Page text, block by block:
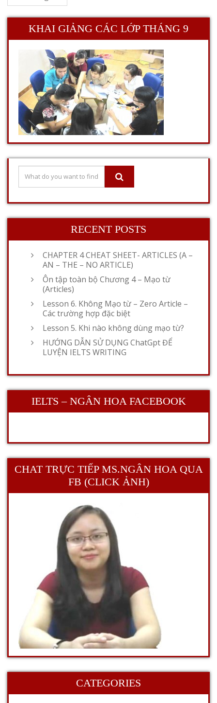
KHAI GIẢNG CÁC LỚP THÁNG 9
RECENT POSTS
CHAPTER 4 CHEAT SHEET- ARTICLES (A –
AN – THE – NO ARTICLE)
Ôn tập toàn bộ Chương 4 – Mạo từ
(Articles)
Lesson 6. Không Mạo từ – Zero Article –
Các trường hợp đặc biệt
Lesson 5. Khi nào không dùng mạo từ?
HƯỚNG DẪN SỬ DỤNG ChatGpt ĐỂ
LUYỆN IELTS WRITING
IELTS – NGÂN HOA FACEBOOK
CHAT TRỰC TIẾP MS.NGÂN HOA QUA
FB (CLICK ẢNH)
CATEGORIES